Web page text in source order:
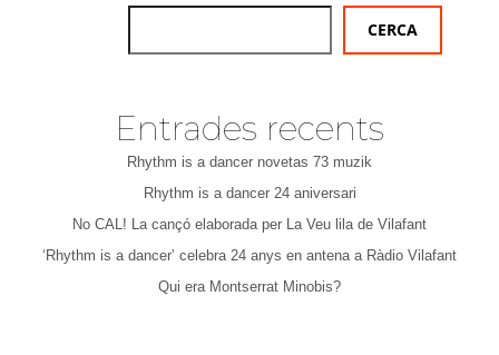
CERCA
Entrades recents
Rhythm is a dancer novetas 73 muzik
Rhythm is a dancer 24 aniversari
No CAL! La cançó elaborada per La Veu lila de Vilafant
‘Rhythm is a dancer’ celebra 24 anys en antena a Ràdio Vilafant
Qui era Montserrat Minobis?